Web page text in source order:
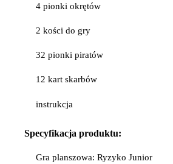
4 pionki okrętów
2 kości do gry
32 pionki piratów
12 kart skarbów
instrukcja
Specyfikacja produktu:
Gra planszowa: Ryzyko Junior